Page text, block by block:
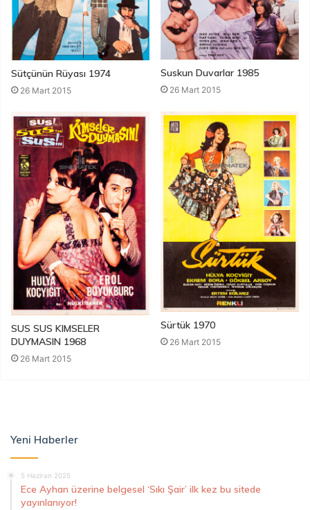
Sütçünün Rüyası 1974
26 Mart 2015
Suskun Duvarlar 1985
26 Mart 2015
SUS SUS KIMSELER
DUYMASIN 1968
26 Mart 2015
Sürtük 1970
26 Mart 2015
Yeni Haberler
5 Haziran 2025
Ece Ayhan üzerine belgesel ‘Sıkı Şair’ ilk kez bu sitede
yayınlanıyor!